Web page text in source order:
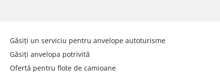
Găsiți un serviciu pentru anvelope autoturisme
Găsiți anvelopa potrivită
Ofertă pentru flote de camioane